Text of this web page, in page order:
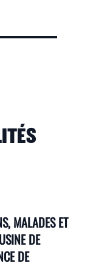
MALADES ET
DE
DE